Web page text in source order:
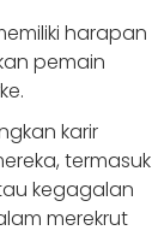
harapan
pemain
karir
termasuk
kegagalan
merekrut